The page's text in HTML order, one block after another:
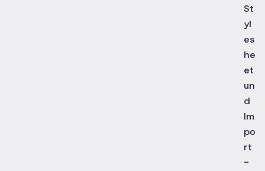
St
yl
es
he
et
un
d
Im
po
rt
-